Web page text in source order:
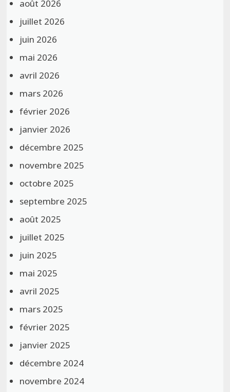
août 2026
juillet 2026
juin 2026
mai 2026
avril 2026
mars 2026
février 2026
janvier 2026
décembre 2025
novembre 2025
octobre 2025
septembre 2025
août 2025
juillet 2025
juin 2025
mai 2025
avril 2025
mars 2025
février 2025
janvier 2025
décembre 2024
novembre 2024